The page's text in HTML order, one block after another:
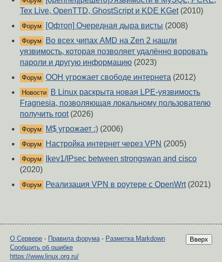
Tex Live, OpenTTD, GhostScript и KDE KGet(2010)
Форум [Офтоп] Очередная дыра висты (2008)
Форум
Во всех чипах AMD на Zen 2 нашли
уязвимость, которая позволяет удалённо воровать
пароли и другую информацию (2023)
Форум ООН угрожает свободе интернета (2012)
Новости
В Linux раскрыта новая LPE-уязвимость
Fragnesia, позволяющая локальному пользователю
получить root(2026)
Форум M$ угрожает :) (2006)
Форум Настройка интернет через VPN (2005)
Форум
Ikev1/IPsec between strongswan and cisco
(2020)
Форум Реализация VPN в роутере с OpenWrt(2021)
Вверх
О Сервере - Правила форума- Разметка Markdown
Сообщить об ошибке
https://www.linux.org.ru/